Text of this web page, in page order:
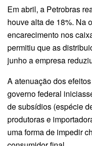
Em abril, a Petrobras
houve alta de 18%. Na
encarecimento nos
permitiu que as
junho a empresa
A atenuação dos
governo federal
de subsídios (espécie
produtoras e
uma forma de impedir